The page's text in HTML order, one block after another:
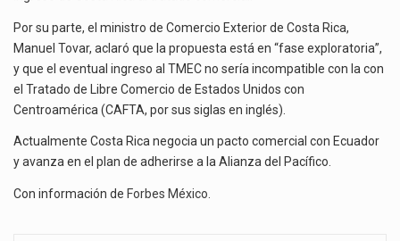
Por su parte, el ministro de Comercio Exterior de Costa Rica,
Manuel Tovar, aclaró que la propuesta está en “fase exploratoria”,
y que el eventual ingreso al TMEC no sería incompatible con la con
el Tratado de Libre Comercio de Estados Unidos con
Centroamérica (CAFTA, por sus siglas en inglés).
Actualmente Costa Rica negocia un pacto comercial con Ecuador
y avanza en el plan de adherirse a la Alianza del Pacífico.
Con información de Forbes México